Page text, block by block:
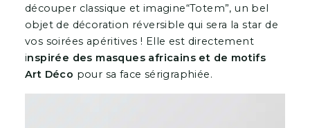
découper classique et imagine“Totem”, un bel
objet de décoration réversible qui sera la star de
vos soirées apéritives ! Elle est directement
inspirée des masques africains et de motifs
Art Déco pour sa face sérigraphiée.